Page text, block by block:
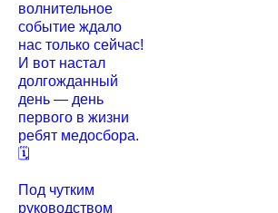
волнительное
событие ждало
нас только сейчас!
И вот настал
долгожданный
день — день
первого в жизни
ребят медосбора.
🗓️
Под чутким
руководством